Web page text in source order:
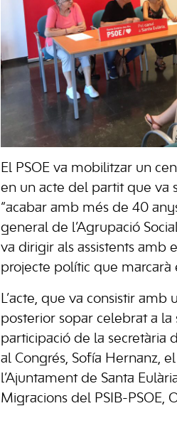
El PSOE va mobilitzar un
en un acte del partit que va
“acabar amb més de 40
general de l’Agrupació
va dirigir als assistents amb
projecte polític que marcarà
L’acte, que va consistir amb
posterior sopar celebrat a la
participació de la secretària
al Congrés, Sofía Hernanz,
l’Ajuntament de Santa
Migracions del PSIB-PSOE,